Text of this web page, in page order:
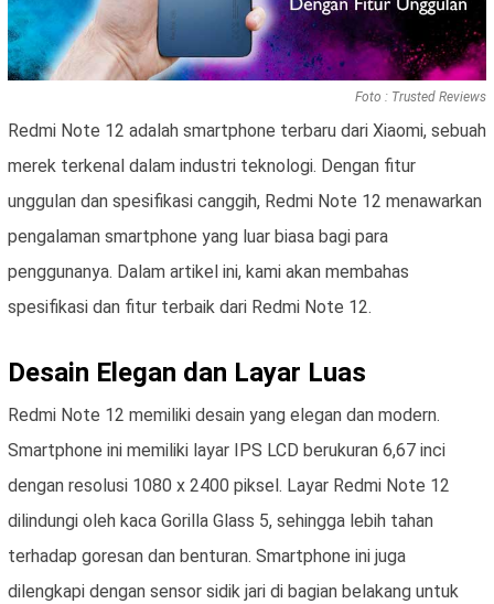
Foto : Trusted Reviews
Redmi Note 12 adalah smartphone terbaru dari Xiaomi, sebuah
merek terkenal dalam industri teknologi. Dengan fitur
unggulan dan spesifikasi canggih, Redmi Note 12 menawarkan
pengalaman smartphone yang luar biasa bagi para
penggunanya. Dalam artikel ini, kami akan membahas
spesifikasi dan fitur terbaik dari Redmi Note 12.
Desain Elegan dan Layar Luas
Redmi Note 12 memiliki desain yang elegan dan modern.
Smartphone ini memiliki layar IPS LCD berukuran 6,67 inci
dengan resolusi 1080 x 2400 piksel. Layar Redmi Note 12
dilindungi oleh kaca Gorilla Glass 5, sehingga lebih tahan
terhadap goresan dan benturan. Smartphone ini juga
dilengkapi dengan sensor sidik jari di bagian belakang untuk